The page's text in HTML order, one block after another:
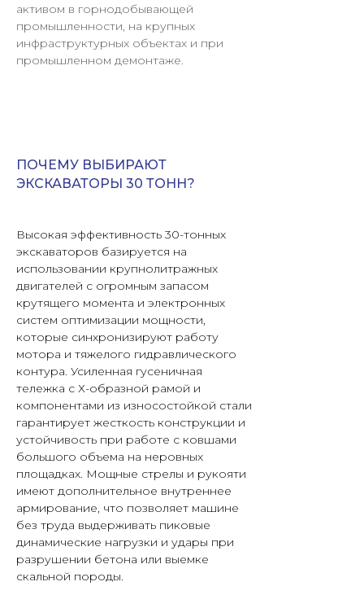
активом в горнодобывающей
промышленности, на крупных
инфраструктурных объектах и при
промышленном демонтаже.
ПОЧЕМУ ВЫБИРАЮТ
ЭКСКАВАТОРЫ 30 ТОНН?
Высокая эффективность 30-тонных
экскаваторов базируется на
использовании крупнолитражных
двигателей с огромным запасом
крутящего момента и электронных
систем оптимизации мощности,
которые синхронизируют работу
мотора и тяжелого гидравлического
контура. Усиленная гусеничная
тележка с Х-образной рамой и
компонентами из износостойкой стали
гарантирует жесткость конструкции и
устойчивость при работе с ковшами
большого объема на неровных
площадках. Мощные стрелы и рукояти
имеют дополнительное внутреннее
армирование, что позволяет машине
без труда выдерживать пиковые
динамические нагрузки и удары при
разрушении бетона или выемке
скальной породы.